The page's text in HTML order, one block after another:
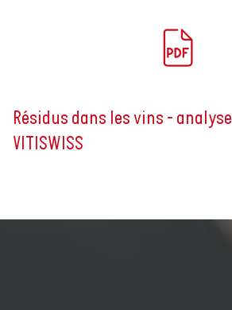
Résidus dans les vins - analyse
VITISWISS